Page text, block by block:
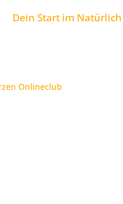
Dein Start im
Onlineclub